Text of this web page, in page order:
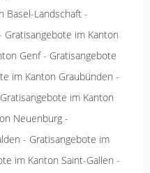
Basel-Landschaft -
Gratisangebote im Kanton
Genf- Gratisangebote
im Kanton Graubünden -
Gratisangebote im Kanton
Neuenburg -
- Gratisangebote im
im Kanton Saint-Gallen -